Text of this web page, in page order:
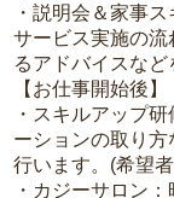
・説明会＆家事
サービス実施の
るアドバイスなど
【お仕事開始後】
・スキルアップ
ーションの取り
行います。(希望
・カジーサロン